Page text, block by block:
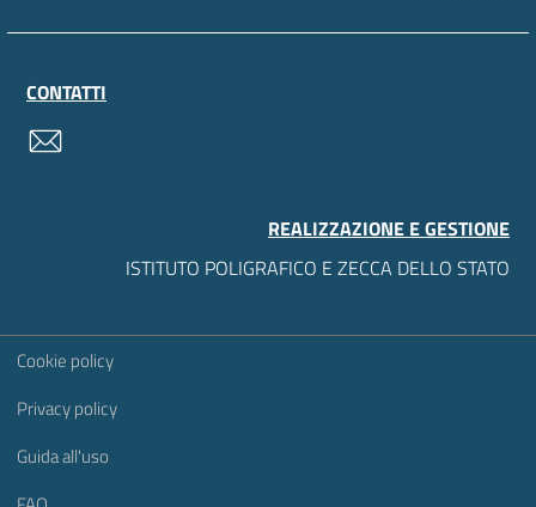
CONTATTI
REALIZZAZIONE E GESTIONE
ISTITUTO POLIGRAFICO E ZECCA DELLO STATO
Sezione Link Utili
Cookie policy
Privacy policy
Guida all'uso